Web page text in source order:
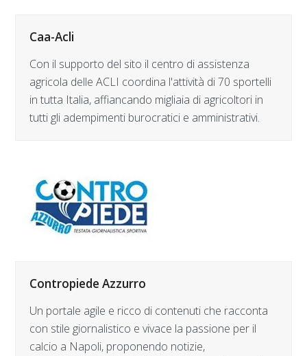
Caa-Acli
Con il supporto del sito il centro di assistenza
agricola delle ACLI coordina l'attività di 70 sportelli
in tutta Italia, affiancando migliaia di agricoltori in
tutti gli adempimenti burocratici e amministrativi.
Contropiede Azzurro
Un portale agile e ricco di contenuti che racconta
con stile giornalistico e vivace la passione per il
calcio a Napoli, proponendo notizie,